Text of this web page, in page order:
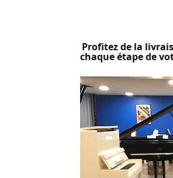
Profitez de la
chaque étape de